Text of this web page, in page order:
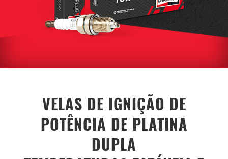
VELAS DE IGNIÇÃO DE
POTÊNCIA DE PLATINA
DUPLA